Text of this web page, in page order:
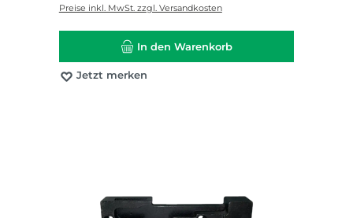
Preise inkl. MwSt. zzgl. Versandkosten
In den Warenkorb
Jetzt merken